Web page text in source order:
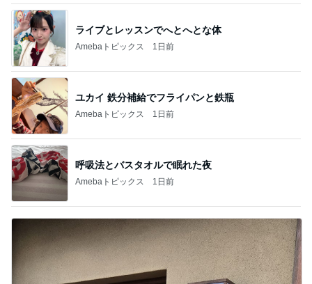
ライブとレッスンでへとへとな体
Amebaトピックス 1日前
ユカイ 鉄分補給でフライパンと鉄瓶
Amebaトピックス 1日前
呼吸法とバスタオルで眠れた夜
Amebaトピックス 1日前